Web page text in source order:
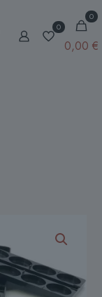
0
0
0,00 €